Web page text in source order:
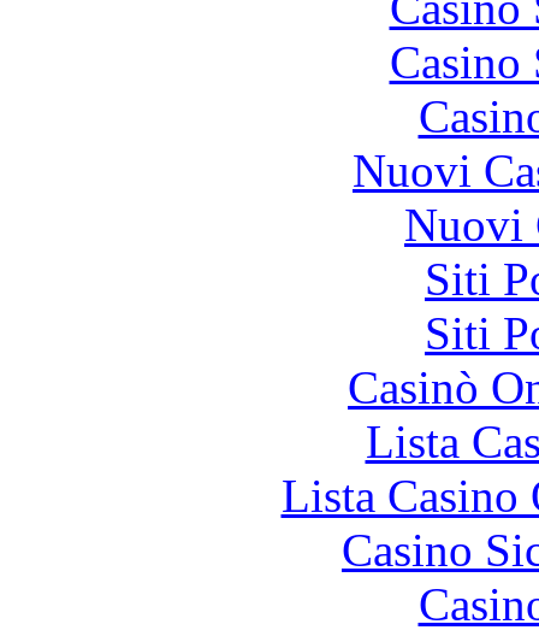
Casino
Nuovi
Nuovi
Siti
Siti
Casinò
Lista
Lista
Casino